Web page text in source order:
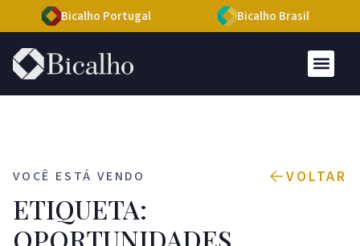
Bicalho Portugal Bicalho Brasil
VOCÊ ESTÁ VENDO VOLTAR
ETIQUETA:
OPORTUNIDADES